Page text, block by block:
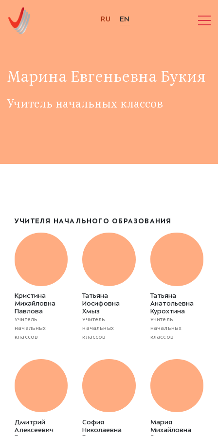
RU EN
Марина Евгеньевна Букия
Учитель начальных классов
УЧИТЕЛЯ НАЧАЛЬНОГО ОБРАЗОВАНИЯ
Кристина
Михайловна
Павлова
Учитель
начальных
классов
Татьяна
Иосифовна
Хмыз
Учитель
начальных
классов
Татьяна
Анатольевна
Курохтина
Учитель
начальных
классов
Дмитрий
Алексеевич
София
Николаевна
Мария
Михайловна